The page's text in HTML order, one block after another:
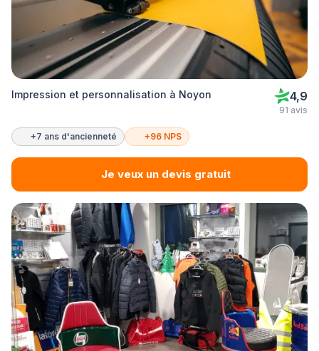
Impression et personnalisation à Noyon 4,9
91 avis
+7 ans d'ancienneté +96 NPS
Je veux un devis gratuit